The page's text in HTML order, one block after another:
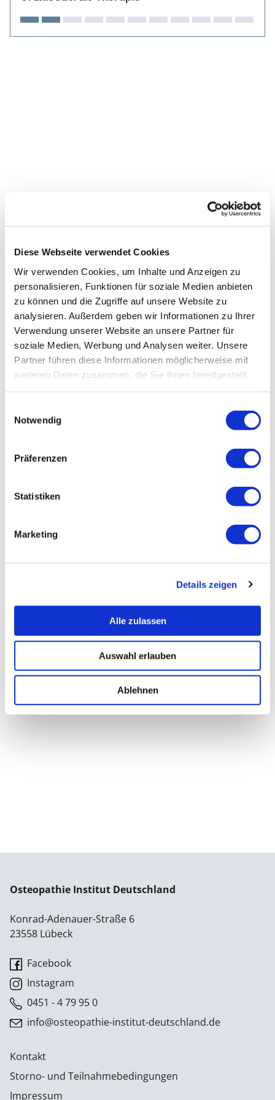
Diese Webseite verwendet Cookies
Wir verwenden Cookies, um Inhalte und Anzeigen zu
personalisieren, Funktionen für soziale Medien anbieten
zu können und die Zugriffe auf unsere Website zu
analysieren. Außerdem geben wir Informationen zu Ihrer
Verwendung unserer Website an unsere Partner für
soziale Medien, Werbung und Analysen weiter. Unsere
Partner führen diese Informationen möglicherweise mit
weiteren Daten zusammen, die Sie ihnen bereitgestellt
Notwendig
Präferenzen
Statistiken
Marketing
Details zeigen
Alle zulassen
Auswahl erlauben
Ablehnen
Osteopathie Institut Deutschland
Konrad-Adenauer-Straße 6
23558 Lübeck
Facebook
Instagram
0451 - 4 79 95 0
info@osteopathie-institut-deutschland.de
Kontakt
Storno- und Teilnahmebedingungen
Impressum
CranioSacrale Ausbildung